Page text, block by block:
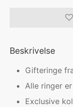
Beskrivelse
Gifteringe
Alle ringer
Exclusive